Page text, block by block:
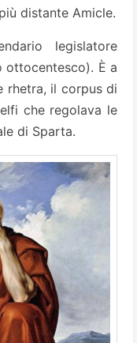
distante Amicle.
legislatore
È a
rhetra, il corpus di
che regolava le
di Sparta.